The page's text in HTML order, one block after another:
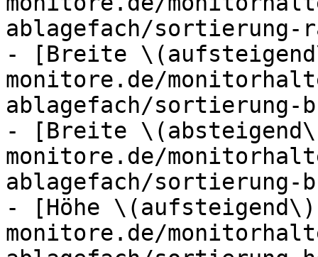
ablagefach/sortierung-
- [Breite
monitore.de/
ablagefach/sortierung-
- [Breite
monitore.de/
ablagefach/sortierung-
- [Höhe
monitore.de/